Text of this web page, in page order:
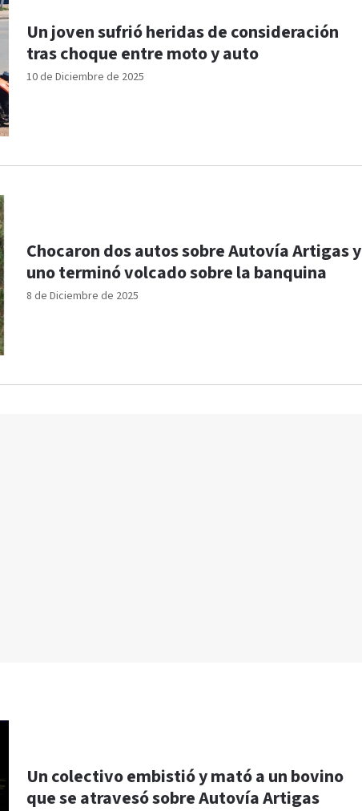
10 de Diciembre de 2025
Un joven sufrió heridas de consideración
tras choque entre moto y auto
8 de Diciembre de 2025
Chocaron dos autos sobre Autovía Artigas y
uno terminó volcado sobre la banquina
Un colectivo embistió y mató a un bovino
que se atravesó sobre Autovía Artigas